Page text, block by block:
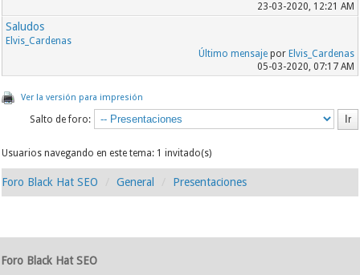
23-03-2020, 12:21 AM
Saludos
Elvis_Cardenas
Último mensajepor Elvis_Cardenas
05-03-2020, 07:17 AM
Ver la versión para impresión
Salto de foro:
Usuarios navegando en este tema: 1 invitado(s)
Foro Black Hat SEO General Presentaciones
Foro Black Hat SEO